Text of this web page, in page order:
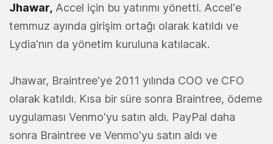
Jhawar, Accel için bu yatırımı yönetti. Accel'e
temmuz ayında girişim ortağı olarak katıldı ve
Lydia'nın da yönetim kuruluna katılacak.
Jhawar, Braintree'ye 2011 yılında COO ve CFO
olarak katıldı. Kısa bir süre sonra Braintree, ödeme
uygulaması Venmo'yu satın aldı. PayPal daha
sonra Braintree ve Venmo'yu satın aldı ve